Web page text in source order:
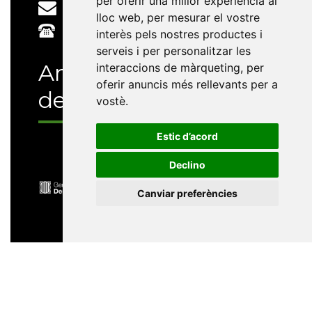
lloc web, per mesurar el vostre
interès pels nostres productes i
serveis i per personalitzar les
interaccions de màrqueting, per
oferir anuncis més rellevants per a
vostè.
Estic d’acord
Declino
Canviar preferències
e-buc@vives.org
+34 964 72 89 93
Amb el suport
de